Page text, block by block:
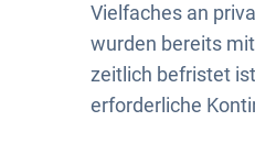
Vielfaches an
wurden bereits
zeitlich befristet
erforderliche